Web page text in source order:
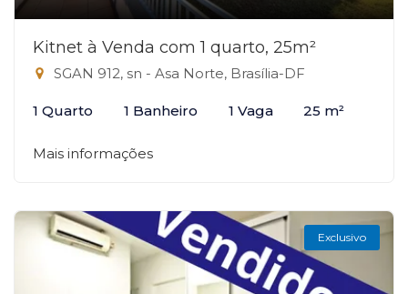
Kitnet à Venda com 1 quarto, 25m²
SGAN 912, sn - Asa Norte, Brasília-DF
1 Quarto 1 Banheiro 1 Vaga 25 m²
Mais informações
Exclusivo